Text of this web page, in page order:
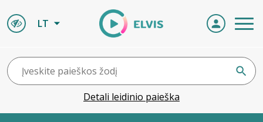
LT
Detali leidinio paieška